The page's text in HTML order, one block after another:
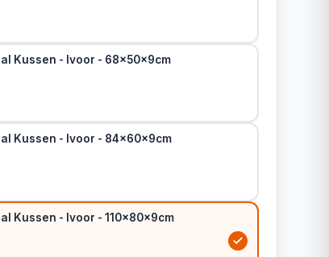
Kussen - Ivoor - 68x50x9cm
Kussen - Ivoor - 84x60x9cm
Kussen - Ivoor - 110x80x9cm